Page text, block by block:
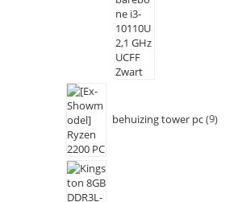
behuizing tower pc 9